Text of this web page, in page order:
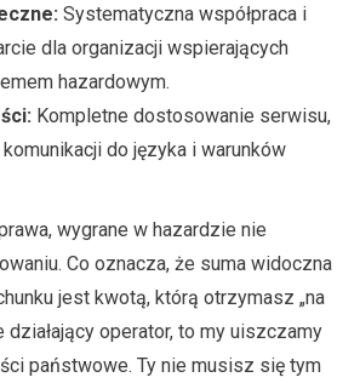
Systematyczna współpraca i
dla organizacji wspierających
hazardowym.
Kompletne dostosowanie serwisu,
do języka i warunków
wygrane w hazardzie nie
Co oznacza, że suma widoczna
jest kwotą, którą otrzymasz „na
działający operator, to my uiszczamy
państwowe. Ty nie musisz się tym